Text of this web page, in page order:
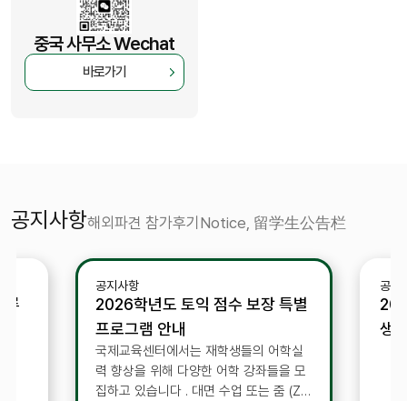
중국 사무소 Wechat
바로가기
공지사항해외파견 참가후기 Notice, 留学生公告栏
류
공지사항
2026학년도 토익 점수 보장 특별
프로그램 안내
국제교육센터에서는 재학생들의 어학실
력 향상을 위해 다양한 어학 강좌들을 모
집하고 있습니다 . 대면 수업 또는 줌 (Zo
공지
생